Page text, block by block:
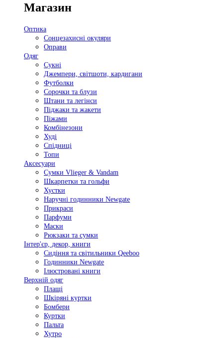
Магазин
Оптика
Сонцезахисні окуляри
Оправи
Одяг
Сукні
Джемпери, світшоти, кардигани
Футболки
Сорочки та блузи
Штани та легінси
Піджаки та жакети
Піжами
Комбінезони
Худі
Спідниці
Топи
Аксесуари
Сумки Vlieger & Vandam
Шкарпетки та гольфи
Хустки
Наручні годинники Newgate
Прикраси
Парфуми
Маски
Рюкзаки та сумки
Інтер'єр, декор, книги
Сидіння та світильники Qeeboo
Годинники Newgate
Ілюстровані книги
Верхній одяг
Плащі
Шкіряні куртки
Бомбери
Куртки
Пальта
Хутро